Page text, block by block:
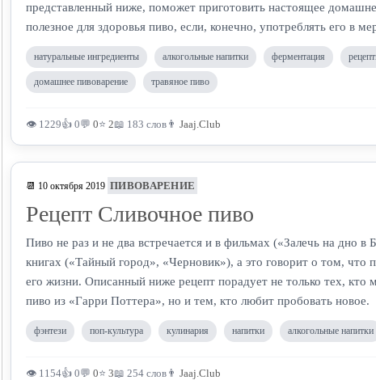
представленный ниже, поможет приготовить настоящее
полезное для здоровья пиво, если, конечно, употреблять его в
натуральные ингредиенты алкогольные напитки ферментация
домашнее пивоварение травяное пиво
👁 1229👍 0💬 0⭐ 2📖 183 слов 👨 Jaaj.Club
📆 10 октября 2019 ПИВОВАРЕНИЕ
Рецепт Сливочное пиво
Пиво не раз и не два встречается и в фильмах («Залечь на дно
книгах («Тайный город», «Черновик»), а это говорит о том, что
его жизни. Описанный ниже рецепт порадует не только тех, кто
пиво из «Гарри Поттера», но и тем, кто любит пробовать новое.
фэнтези поп-культура кулинария напитки алкогольные напитки
👁 1154👍 0💬 0⭐ 3📖 254 слов 👨 Jaaj.Club